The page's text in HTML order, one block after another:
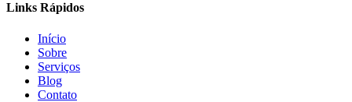
Links Rápidos
Início
Sobre
Serviços
Blog
Contato